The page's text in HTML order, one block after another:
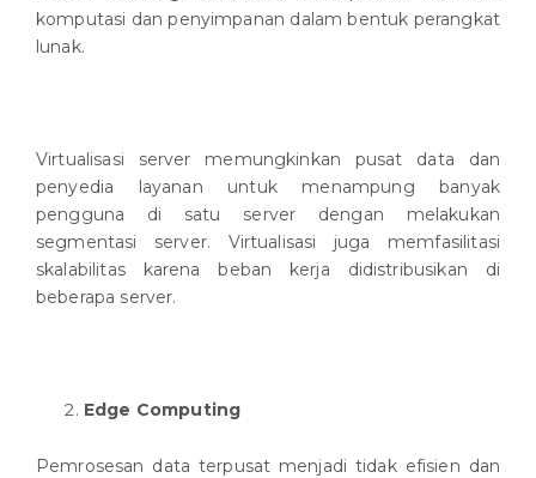
komputasi dan penyimpanan dalam bentuk perangkat
lunak.
Virtualisasi server memungkinkan pusat data dan
penyedia layanan untuk menampung banyak
pengguna di satu server dengan melakukan
segmentasi server. Virtualisasi juga memfasilitasi
skalabilitas karena beban kerja didistribusikan di
beberapa server.
Edge Computing
Pemrosesan data terpusat menjadi tidak efisien dan